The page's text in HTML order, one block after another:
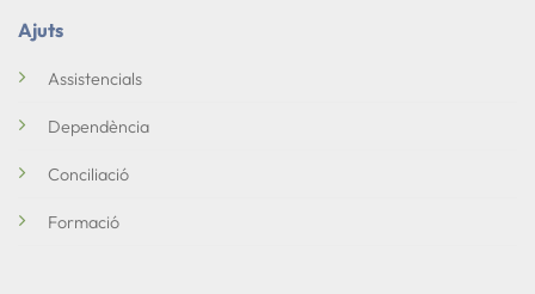
Ajuts
Assistencials
Dependència
Conciliació
Formació